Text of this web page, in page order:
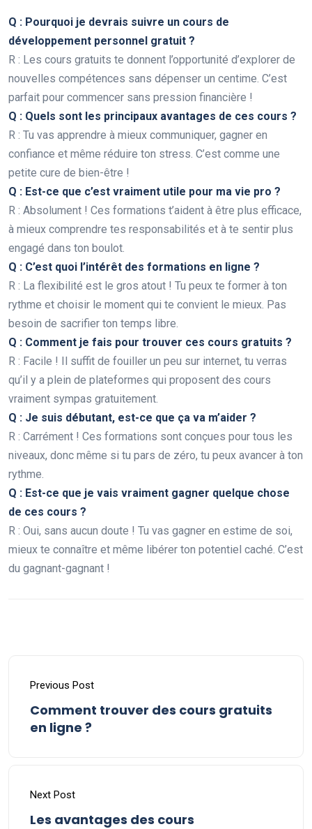
Q : Pourquoi je devrais suivre un cours de
développement personnel gratuit ?
R : Les cours gratuits te donnent l’opportunité d’explorer de
nouvelles compétences sans dépenser un centime. C’est
parfait pour commencer sans pression financière !
Q : Quels sont les principaux avantages de ces cours ?
R : Tu vas apprendre à mieux communiquer, gagner en
confiance et même réduire ton stress. C’est comme une
petite cure de bien-être !
Q : Est-ce que c’est vraiment utile pour ma vie pro ?
R : Absolument ! Ces formations t’aident à être plus efficace,
à mieux comprendre tes responsabilités et à te sentir plus
engagé dans ton boulot.
Q : C’est quoi l’intérêt des formations en ligne ?
R : La flexibilité est le gros atout ! Tu peux te former à ton
rythme et choisir le moment qui te convient le mieux. Pas
besoin de sacrifier ton temps libre.
Q : Comment je fais pour trouver ces cours gratuits ?
R : Facile ! Il suffit de fouiller un peu sur internet, tu verras
qu’il y a plein de plateformes qui proposent des cours
vraiment sympas gratuitement.
Q : Je suis débutant, est-ce que ça va m’aider ?
R : Carrément ! Ces formations sont conçues pour tous les
niveaux, donc même si tu pars de zéro, tu peux avancer à ton
rythme.
Q : Est-ce que je vais vraiment gagner quelque chose
de ces cours ?
R : Oui, sans aucun doute ! Tu vas gagner en estime de soi,
mieux te connaître et même libérer ton potentiel caché. C’est
du gagnant-gagnant !
Previous Post
Comment trouver des cours gratuits
en ligne ?
Next Post
Les avantages des cours